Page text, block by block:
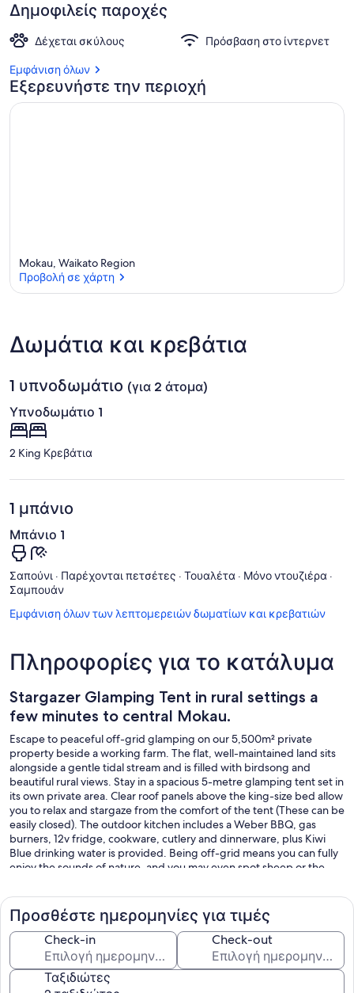
Δημοφιλείς παροχές
Δέχεται σκύλους
Πρόσβαση στο ίντερνετ
Εμφάνιση όλων
Εξερευνήστε την περιοχή
Mokau, Waikato Region
Προβολή σε χάρτη
Δωμάτια και κρεβάτια
1 υπνοδωμάτιο (για 2 άτομα)
Υπνοδωμάτιο 1
2 King Κρεβάτια
1 μπάνιο
Μπάνιο 1
Σαπούνι · Παρέχονται πετσέτες · Τουαλέτα · Μόνο ντουζιέρα ·
Σαμπουάν
Εμφάνιση όλων των λεπτομερειών δωματίων και κρεβατιών
Πληροφορίες για το κατάλυμα
Stargazer Glamping Tent in rural settings a
few minutes to central Mokau.
Escape to peaceful off-grid glamping on our 5,500m² private
property beside a working farm. The flat, well-maintained land sits
alongside a gentle tidal stream and is filled with birdsong and
beautiful rural views. Stay in a spacious 5-metre glamping tent set in
its own private area. Clear roof panels above the king-size bed allow
you to relax and stargaze from the comfort of the tent (These can be
easily closed). The outdoor kitchen includes a Weber BBQ, gas
burners, 12v fridge, cookware, cutlery and dinnerware, plus Kiwi
Blue drinking water is provided. Being off-grid means you can fully
enjoy the sounds of nature, and you may even spot sheep or the
comfortable outdoor furniture or book the private outdoor fireplace
area during your stay at no cost. A private bathroom includes a hot
shower, hand basin, and chemical toilet, which is refreshed daily.
Enjoy a unique rural retreat where comfort meets nature and the
night sky shines bright above you. Lots of parking room if you
choose to bring your boat.
Προσθέστε ημερομηνίες για τιμές
Check-in Check-out
Ταξιδιώτες